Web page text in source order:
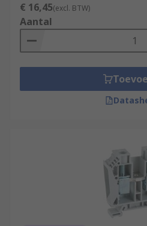
€ 16,45(excl. BTW)
Aantal